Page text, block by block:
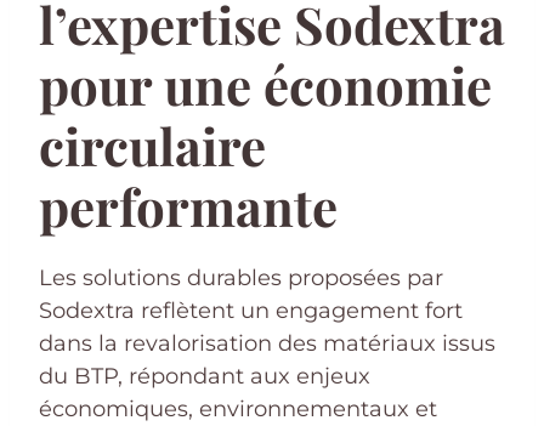
l’expertise Sodextra
pour une économie
circulaire
performante
Les solutions durables proposées par
Sodextra reflètent un engagement fort
dans la revalorisation des matériaux issus
du BTP, répondant aux enjeux
économiques, environnementaux et